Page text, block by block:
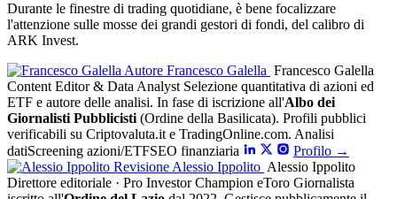
Durante le finestre di trading quotidiane, è bene focalizzare
l'attenzione sulle mosse dei grandi gestori di fondi, del calibro di
ARK Invest.
Autore Francesco Galella Francesco Galella
Content Editor & Data Analyst Selezione quantitativa di azioni ed
ETF e autore delle analisi. In fase di iscrizione all'Albo dei
Giornalisti Pubblicisti (Ordine della Basilicata). Profili pubblici
verificabili su Criptovaluta.it e TradingOnline.com. Analisi
datiScreening azioni/ETFSEO finanziaria Profilo →
Revisione Alessio Ippolito Alessio Ippolito
Direttore editoriale · Pro Investor Champion eToro Giornalista